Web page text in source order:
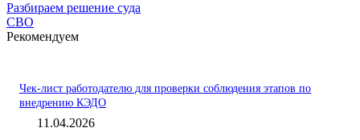
Разбираем решение суда
СВО
Рекомендуем
Чек-лист работодателю для проверки соблюдения этапов по
внедрению КЭДО
11.04.2026